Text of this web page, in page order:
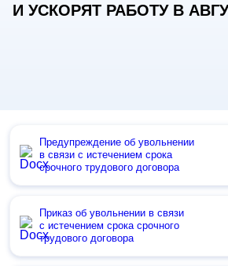
И УСКОРЯТ РАБОТУ В
Предупреждение об увольнении
в связи с истечением срока
срочного трудового договора
Приказ об увольнении в связи
с истечением срока срочного
трудового договора